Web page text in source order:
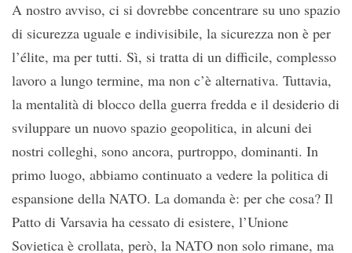
A nostro avviso, ci si dovrebbe concentrare su uno spazio
di sicurezza uguale e indivisibile, la sicurezza non è per
l’élite, ma per tutti. Sì, si tratta di un difficile, complesso
lavoro a lungo termine, ma non c’è alternativa. Tuttavia,
la mentalità di blocco della guerra fredda e il desiderio di
sviluppare un nuovo spazio geopolitica, in alcuni dei
nostri colleghi, sono ancora, purtroppo, dominanti. In
primo luogo, abbiamo continuato a vedere la politica di
espansione della NATO. La domanda è: per che cosa? Il
Patto di Varsavia ha cessato di esistere, l’Unione
Sovietica è crollata, però, la NATO non solo rimane, ma